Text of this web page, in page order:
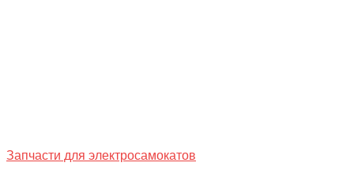
Запчасти для электросамокатов